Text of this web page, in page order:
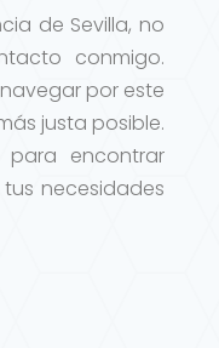
de Sevilla, no
conmigo.
por este
justa posible.
para encontrar
necesidades